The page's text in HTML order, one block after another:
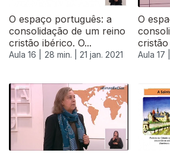
O espaço português: a
consolidação de um reino
cristão ibérico. O...
Aula 16 | 28 min. | 21 jan. 2021
O
Aula 17 |